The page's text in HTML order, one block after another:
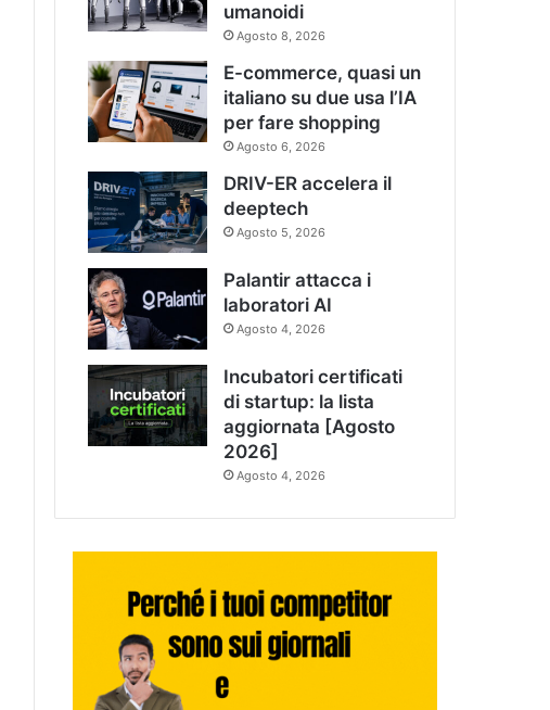
umanoidi
Agosto 8, 2026
E-commerce, quasi un
italiano su due usa l’IA
per fare shopping
Agosto 6, 2026
DRIV-ER accelera il
deeptech
Agosto 5, 2026
Palantir attacca i
laboratori AI
Agosto 4, 2026
Incubatori certificati
di startup: la lista
aggiornata [Agosto
2026]
Agosto 4, 2026